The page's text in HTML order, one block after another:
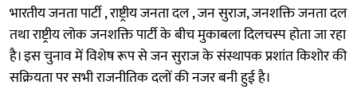
भारतीय जनता पार्टी , राष्ट्रीय जनता दल , जन सुराज, जनशक्ति जनता दल
तथा राष्ट्रीय लोक जनशक्ति पार्टी के बीच मुकाबला दिलचस्प होता जा रहा
है। इस चुनाव में विशेष रूप से जन सुराज के संस्थापक प्रशांत किशोर की
सक्रियता पर सभी राजनीतिक दलों की नजर बनी हुई है।